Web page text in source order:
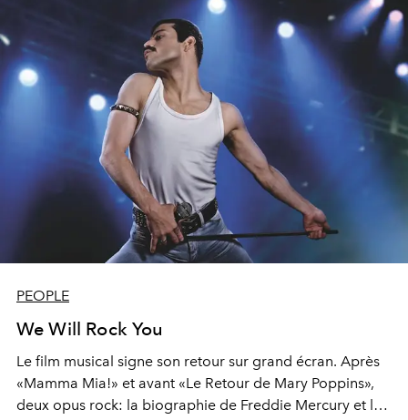
PEOPLE
We Will Rock You
Le film musical signe son retour sur grand écran. Après
«Mamma Mia!» et avant «Le Retour de Mary Poppins»,
deux opus rock: la biographie de Freddie Mercury et le